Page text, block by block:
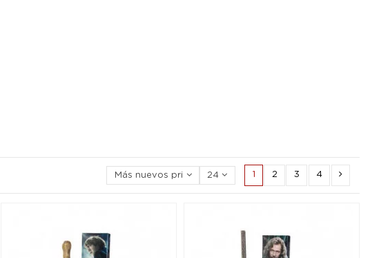
Más nuevos primero 24 1 2 3 4